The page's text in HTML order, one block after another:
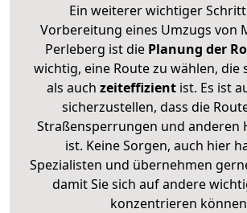
Ein weiterer wichtiger
Vorbereitung eines Umzugs von
Perleberg ist die Planung der
wichtig, eine Route zu wählen, die
als auch zeiteffizientist. Es ist
sicherzustellen, dass die
Straßensperrungen und anderen
ist. Keine Sorgen, auch hier
Spezialisten und übernehmen
damit Sie sich auf andere
konzentrieren